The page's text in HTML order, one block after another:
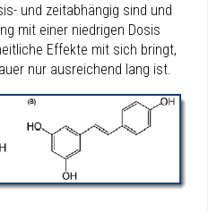
und zeitabhängig sind und
mit einer niedrigen Dosis
Effekte mit sich bringt,
nur ausreichend lang ist.